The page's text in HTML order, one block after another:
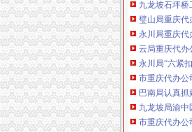
璧山局重庆代
永川局重庆代
云局重庆代办
永川局“六紧
市重庆代办公
巴南局认真抓
九龙坡局渝中
市重庆代办公
市重庆代办营